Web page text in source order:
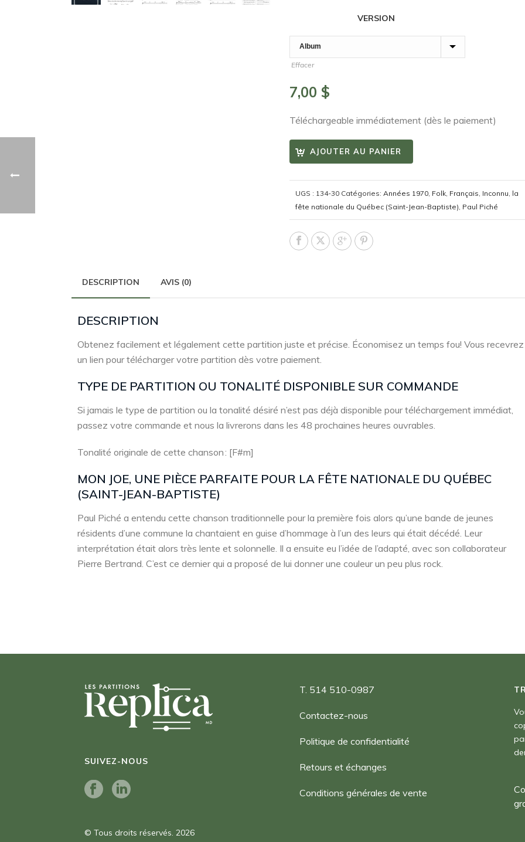
VERSION
Effacer
7,00 $
Téléchargeable immédiatement (dès le paiement)
AJOUTER AU PANIER
UGS : 134-30 Catégories:Années 1970, Folk, Français, Inconnu, la
fête nationale du Québec (Saint-Jean-Baptiste), Paul Piché
DESCRIPTION AVIS (0)
DESCRIPTION
Obtenez facilement et légalement cette partition juste et précise. Économisez un temps fou! Vous recevrez
un lien pour télécharger votre partition dès votre paiement.
TYPE DE PARTITION OU TONALITÉ DISPONIBLE SUR COMMANDE
Si jamais le type de partition ou la tonalité désiré n’est pas déjà disponible pour téléchargement immédiat,
passez votre commande et nous la livrerons dans les 48 prochaines heures ouvrables.
Tonalité originale de cette chanson : [F#m]
MON JOE, UNE PIÈCE PARFAITE POUR LA FÊTE NATIONALE DU QUÉBEC
(SAINT-JEAN-BAPTISTE)
Paul Piché a entendu cette chanson traditionnelle pour la première fois alors qu’une bande de jeunes
résidents d’une commune la chantaient en guise d’hommage à l’un des leurs qui était décédé. Leur
interprétation était alors très lente et solonnelle. Il a ensuite eu l’idée de l’adapté, avec son collaborateur
Pierre Bertrand. C’est ce dernier qui a proposé de lui donner une couleur un peu plus rock.
SUIVEZ-NOUS
© Tous droits réservés. 2026
T. 514 510-0987
Contactez-nous
Politique de confidentialité
Retours et échanges
Conditions générales de vente